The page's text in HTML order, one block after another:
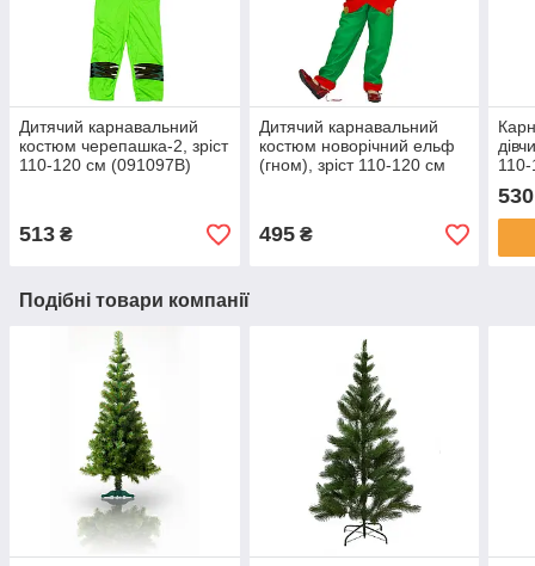
Дитячий карнавальний
костюм черепашка-2, зріст
110-120 см (091097B)
513 ₴
Дитячий карнавальний
костюм новорічний ельф
(гном), зріст 110-120 см
495₴
530
Подібні товари компанії